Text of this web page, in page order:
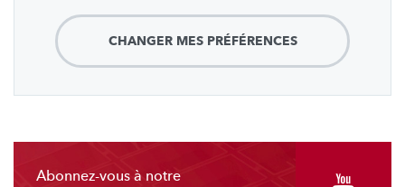
CHANGER MES PRÉFÉRENCES
Abonnez-vous à notre